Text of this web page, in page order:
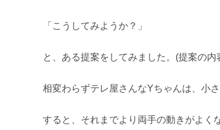
「こうしてみようか？」
と、ある提案をしてみました。(提案の内
相変わらずテレ屋さんなYちゃんは、小
すると、それまでより両手の動きがよく